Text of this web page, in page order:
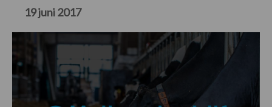
19 juni 2017